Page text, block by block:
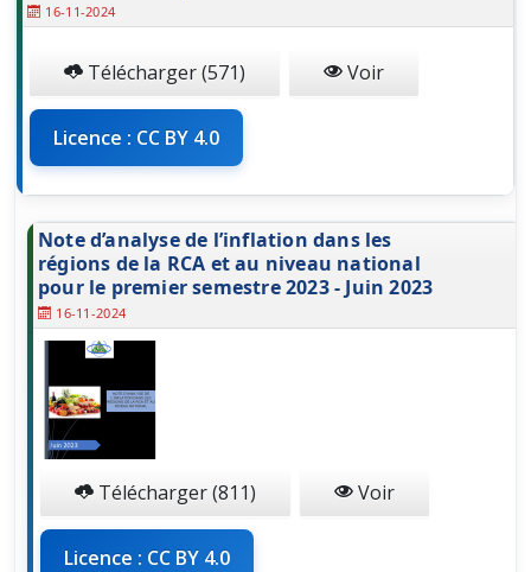
16-11-2024
Télécharger (571) Voir
Licence : CC BY 4.0
Note d’analyse de l’inflation dans les
régions de la RCA et au niveau national
pour le premier semestre 2023 - Juin 2023
16-11-2024
Télécharger (811) Voir
Licence : CC BY 4.0